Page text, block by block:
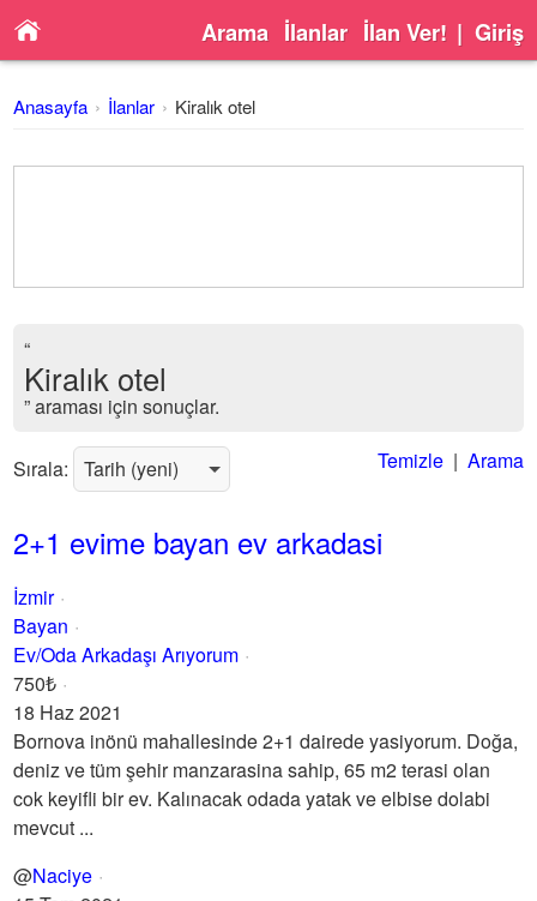
Arama İlanlar İlan Ver! | Giriş
Anasayfa İlanlar Kiralık otel
“
Kiralık otel
” araması için sonuçlar.
Sırala: Temizle| Arama
2+1 evime bayan ev arkadasi
İzmir
Bayan
Ev/Oda Arkadaşı Arıyorum
750₺
18 Haz 2021
Bornova inönü mahallesinde 2+1 dairede yasiyorum. Doğa,
deniz ve tüm şehir manzarasina sahip, 65 m2 terasi olan
cok keyifli bir ev. Kalınacak odada yatak ve elbise dolabi
mevcut ...
@Naciye